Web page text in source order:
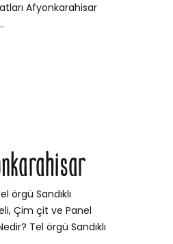
Afyonkarahisar
örgü Sandıklı
Çim çit ve Panel
Tel örgü Sandıklı